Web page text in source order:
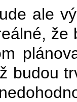
ale
že
budou